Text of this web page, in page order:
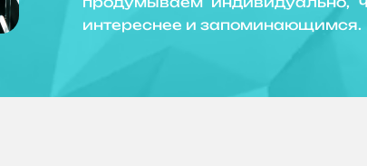
интереснее и запоминающимся.